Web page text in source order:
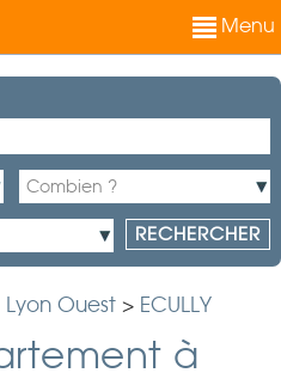
Menu
Ouest > ECULLY
à